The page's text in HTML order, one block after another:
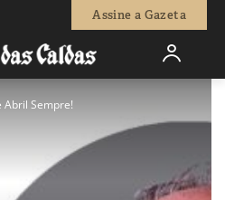
Assine a Gazeta
Abril Sempre!